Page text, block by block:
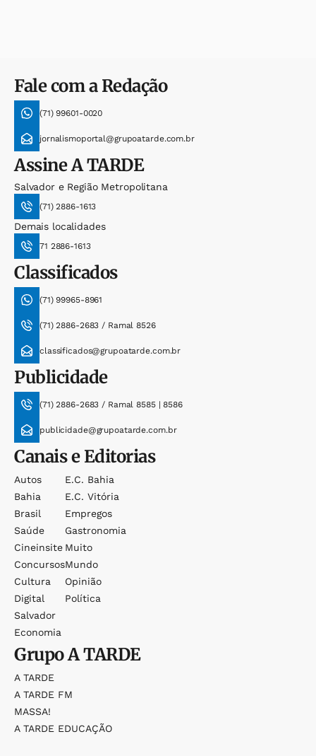
Fale com a Redação
(71) 99601-0020
jornalismoportal@grupoatarde.com.br
AssineA TARDE
Salvador e Região Metropolitana
(71) 2886-1613
Demais localidades
71 2886-1613
Classificados
(71) 99965-8961
(71) 2886-2683 / Ramal 8526
classificados@grupoatarde.com.br
Publicidade
(71) 2886-2683 / Ramal 8585 | 8586
publicidade@grupoatarde.com.br
Canais e Editorias
Autos
Bahia
Brasil
Saúde
Cineinsite
Concursos
Cultura
Digital
Salvador
Economia
E.c. Bahia
E.c. Vitória
Empregos
Gastronomia
Muito
Mundo
Opinião
Política
GrupoA TARDE
A TARDE
A TARDE FM
MASSA!
A TARDE EDUCAÇÃO